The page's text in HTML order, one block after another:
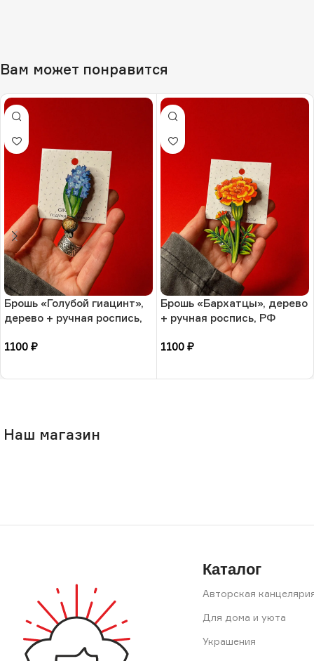
Вам может понравится
Брошь «Голубой гиацинт»,
дерево + ручная роспись,
1100 ₽
Брошь «Бархатцы», дерево
+ ручная роспись, РФ
1100 ₽
Наш магазин
Каталог
Авторская
Для дома и уюта
Украшения